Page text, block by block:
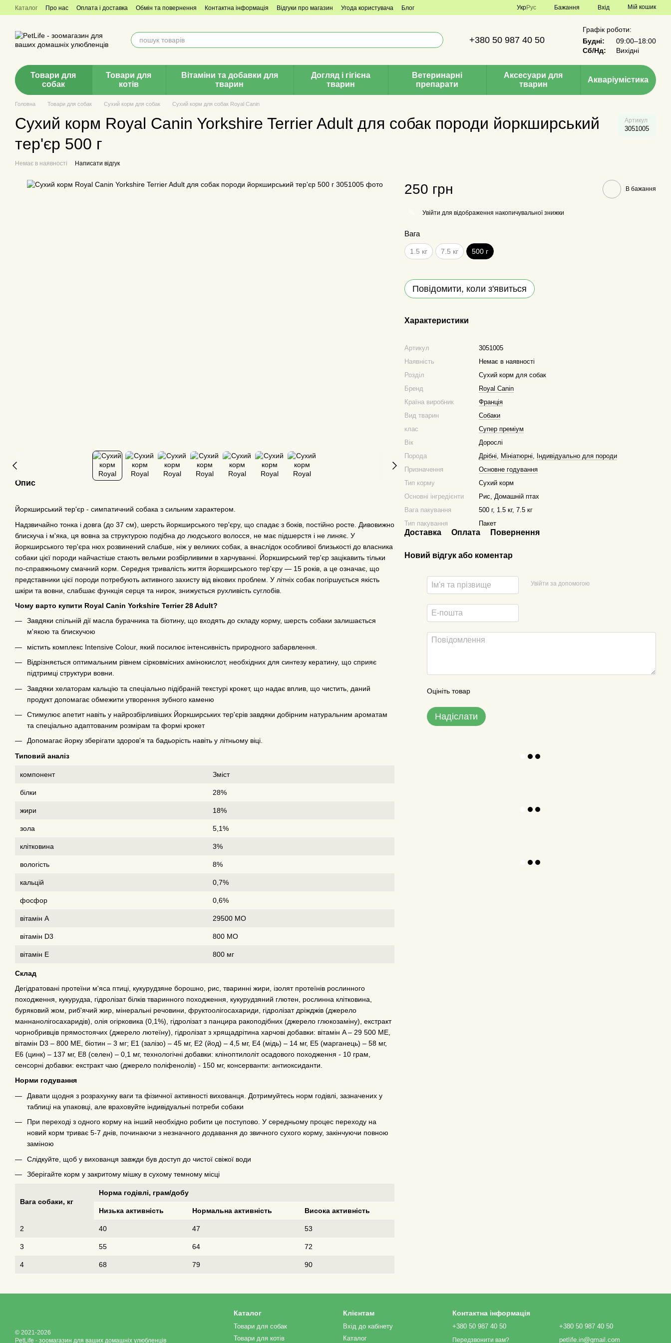
Перейти до основного контенту
Каталог Про нас Оплата і доставка Обмін та повернення Контактна інформація Відгуки про магазин Угода користувача Блог УкрРус Бажання Вхід Мій кошик
+380 50 987 40 50
Графік роботи:
Будні:
09:00–18:00
Сб/Нд:
Вихідні
Товари для
собак
Товари для
котів
Вітаміни та добавки для
тварин
Догляд і гігієна
тварин
Ветеринарні
препарати
Аксесуари для
тварин
Акваріумістика
Головна Товари для собак Сухий корм для собак Сухий корм для собак Royal Canin
Сухий корм Royal Canin Yorkshire Terrier Adult для собак породи йоркширський
тер'єр 500 г
Артикул
3051005
Немає в наявності Написати відгук
Опис
Йоркширський тер'єр - симпатичний собака з сильним характером.
Надзвичайно тонка і довга (до 37 см), шерсть йоркширського тер'єру, що спадає з боків, постійно росте. Дивовижно
блискуча і м'яка, ця вовна за структурою подібна до людського волосся, не має підшерстя і не линяє. У
йоркширського тер'єра нюх розвинений слабше, ніж у великих собак, а внаслідок особливої близькості до власника
собаки цієї породи найчастіше стають вельми розбірливими в харчуванні. Йоркширський тер'єр зацікавить тільки
по-справжньому смачний корм. Середня тривалість життя йоркширського тер'єру — 15 років, а це означає, що
представники цієї породи потребують активного захисту від вікових проблем. У літніх собак погіршується якість
шкіри та вовни, слабшає функція серця та нирок, знижується рухливість суглобів.
Чому варто купити Royal Canin Yorkshire Terrier 28 Adult?
Завдяки спільній дії масла бурачника та біотину, що входять до складу корму, шерсть собаки залишається
м'якою та блискучою
містить комплекс Intensive Colour, який посилює інтенсивність природного забарвлення.
Відрізняється оптимальним рівнем сірковмісних амінокислот, необхідних для синтезу кератину, що сприяє
підтримці структури вовни.
Завдяки хелаторам кальцію та спеціально підібраній текстурі крокет, що надає вплив, що чистить, даний
продукт допомагає обмежити утворення зубного каменю
Стимулює апетит навіть у найрозбірливіших Йоркширських тер'єрів завдяки добірним натуральним ароматам
та спеціально адаптованим розмірам та формі крокет
Допомагає йорку зберігати здоров'я та бадьорість навіть у літньому віці.
Типовий аналіз
компонент Зміст
білки 28%
жири 18%
зола 5,1%
клітковина 3%
вологість 8%
кальцій 0,7%
фосфор 0,6%
вітамін А 29500 МО
вітамін D3 800 МО
вітамін Е 800 мг
Склад
Дегідратовані протеїни м'яса птиці, кукурудзяне борошно, рис, тваринні жири, ізолят протеїнів рослинного
походження, кукурудза, гідролізат білків тваринного походження, кукурудзяний глютен, рослинна клітковина,
буряковий жом, риб'ячий жир, мінеральні речовини, фруктоолігосахариди, гідролізат дріжджів (джерело
маннанолігосахаридів), олія огірковика (0,1%), гідролізат з панцира ракоподібних (джерело глюкозаміну), екстракт
чорнобривців прямостоячих (джерело лютеїну), гідролізат з хрящадрітина харчові добавки: вітамін A – 29 500 MЕ,
вітамін D3 – 800 MЕ, біотин – 3 мг; E1 (залізо) – 45 мг, E2 (йод) – 4,5 мг, E4 (мідь) – 14 мг, E5 (марганець) – 58 мг,
E6 (цинк) – 137 мг, E8 (селен) – 0,1 мг, технологічні добавки: кліноптилоліт осадового походження - 10 грам,
сенсорні добавки: екстракт чаю (джерело поліфенолів) - 150 мг, консерванти: антиоксиданти.
Норми годування
Давати щодня з розрахунку ваги та фізичної активності вихованця. Дотримуйтесь норм годівлі, зазначених у
таблиці на упаковці, але враховуйте індивідуальні потреби собаки
При переході з одного корму на інший необхідно робити це поступово. У середньому процес переходу на
новий корм триває 5-7 днів, починаючи з незначного додавання до звичного сухого корму, закінчуючи повною
заміною
Слідкуйте, щоб у вихованця завжди був доступ до чистої свіжої води
Зберігайте корм у закритому мішку в сухому темному місці
Вага собаки, кг
Норма годівлі, грам/добу
Низька активність Нормальна активність Висока активність
2 40 47 53
3 55 64 72
4 68 79 90
250 грн В бажання
Увійти для відображення накопичувальної знижки
Вага
1.5 кг 7.5 кг 500 г
Повідомити, коли з'явиться
Характеристики
Артикул
3051005
Наявність
Немає в наявності
Розділ
Сухий корм для собак
Бренд
Royal Canin
Країна виробник
Франція
Вид тварин
Собаки
клас
Супер преміум
Вік
Дорослі
Порода
Дрібні, Мініатюрні, Індивідуально для породи
Призначення
Основне годування
Тип корму
Сухий корм
Основні інгредієнти
Рис, Домашній птах
Вага пакування
500 г, 1.5 кг, 7.5 кг
Тип пакування
Пакет
Доставка Оплата Повернення
Новий відгук або коментар
Увійти за допомогою
Оцініть товар
Надіслати
© 2021-2026
PetLife - зоомагазин для ваших домашніх улюбленців
Каталог
Товари для собак
Товари для котів
Клієнтам
Вхід до кабінету
Каталог
Контактна інформація
+380 50 987 40 50
Передзвонити вам?
+380 50 987 40 50
petlife.in@gmail.com